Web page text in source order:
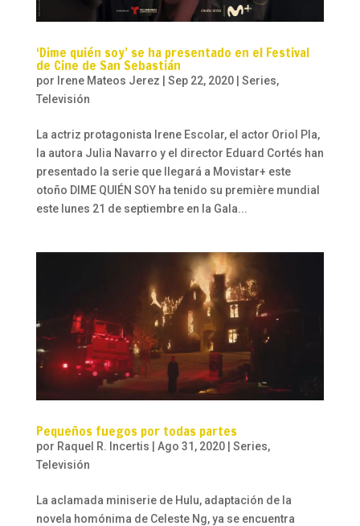
‘Dime quién soy’ se ha presentado en el Festival
de Cine de San Sebastián
por Irene Mateos Jerez Sep 22, 2020| Series,
Televisión
La actriz protagonista Irene Escolar, el actor Oriol Pla,
la autora Julia Navarro y el director Eduard Cortés han
presentado la serie que llegará a Movistar+ este
otoño DIME QUIÉN SOY ha tenido su première mundial
este lunes 21 de septiembre en la Gala...
Pequeños fuegos por todas partes
por Raquel R. Incertis Ago 31, 2020| Series,
Televisión
La aclamada miniserie de Hulu, adaptación de la
novela homónima de Celeste Ng, ya se encuentra